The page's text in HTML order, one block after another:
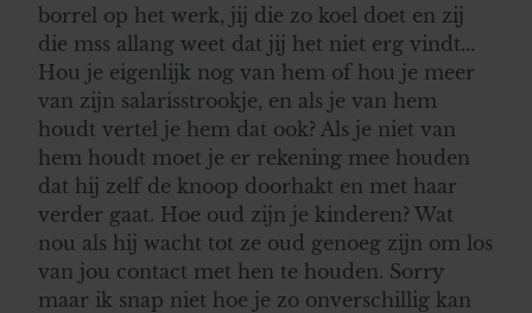
borrel op het werk, jij die zo koel doet en zij
die mss allang weet dat jij het niet erg vindt...
Hou je eigenlijk nog van hem of hou je meer
van zijn salarisstrookje, en als je van hem
houdt vertel je hem dat ook? Als je niet van
hem houdt moet je er rekening mee houden
dat hij zelf de knoop doorhakt en met haar
verder gaat. Hoe oud zijn je kinderen? Wat
nou als hij wacht tot ze oud genoeg zijn om los
van jou contact met hen te houden. Sorry
maar ik snap niet hoe je zo onverschillig kan